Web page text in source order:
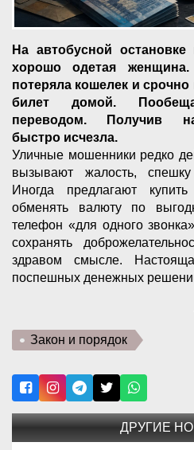
На автобусной
хорошо одетая
потеряла кошелек и срочно
билет домой.
переводом. Получив
быстро исчезла.
Уличные мошенники редко
вызывают жалость,
Иногда предлагают
обменять валюту по
телефон «для одного
сохранять
здравом смысле.
поспешных денежных
Закон и порядок
ДРУГИЕ